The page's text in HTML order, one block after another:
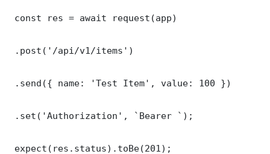
const res = await request(app)
.post('/api/v1/items')
.send({ name: 'Test Item', value: 100 })
.set('Authorization', `Bearer `);
expect(res.status).toBe(201);